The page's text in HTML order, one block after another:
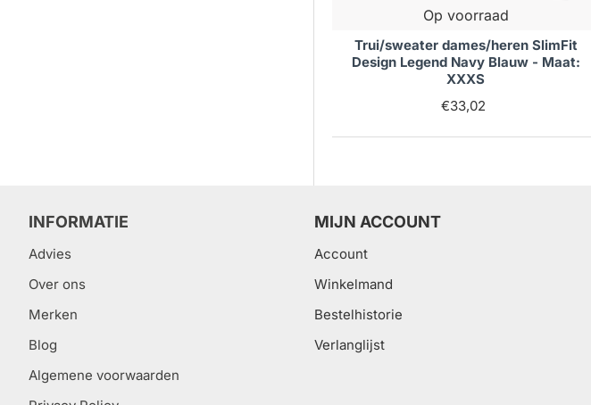
Op voorraad
Trui/sweater dames/heren SlimFit
Design Legend Navy Blauw - Maat:
XXXS
€33,02
INFORMATIE
Advies
Over ons
Merken
Blog
Algemene voorwaarden
MIJN ACCOUNT
Account
Winkelmand
Bestelhistorie
Verlanglijst